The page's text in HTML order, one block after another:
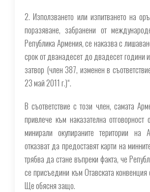
2. Използването или изпитването на
поразяване, забранени от
Република Армения, се наказва с
срок от дванадесет до двадесет години
затвор (член 387, изменен в
23 май 2011 г.)“.
В съответствие с този член, самата
привлече към наказателна отговорност
минирали окупираните територии на
отказват да предоставят карти на
трябва да стане въпреки факта, че
се присъедини към Отавската конвенция
Ще обясня защо.